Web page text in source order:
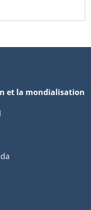
et la mondialisation